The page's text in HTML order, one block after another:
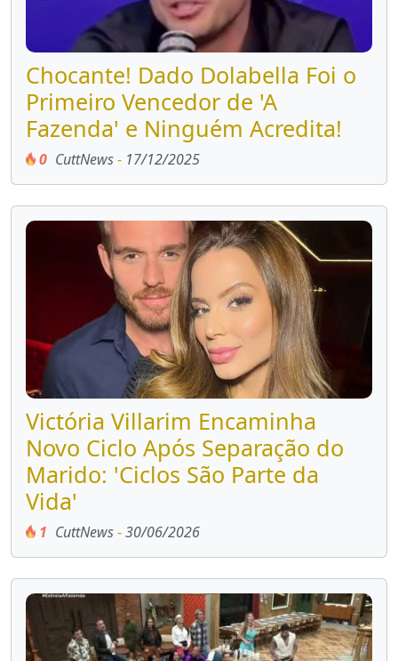
Chocante! Dado Dolabella Foi o
Primeiro Vencedor de 'A
Fazenda' e Ninguém Acredita!
0 CuttNews- 17/12/2025
Victória Villarim Encaminha
Novo Ciclo Após Separação do
Marido: 'Ciclos São Parte da
Vida'
1 CuttNews-30/06/2026